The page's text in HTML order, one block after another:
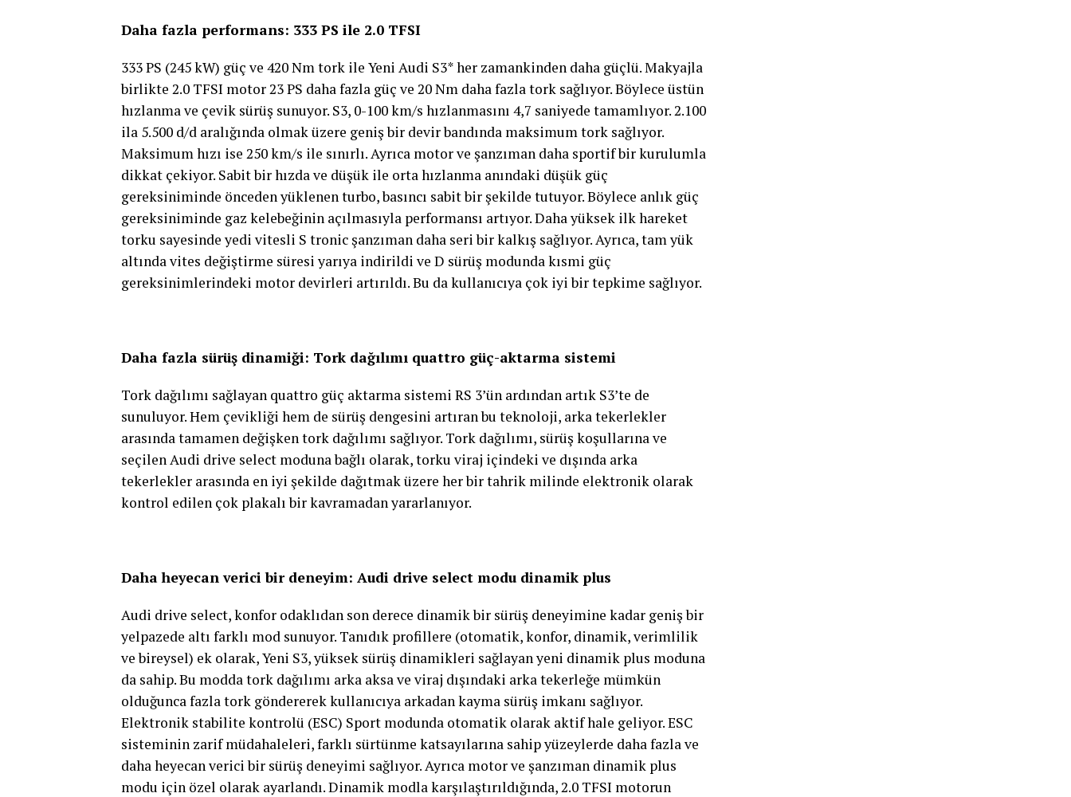
Daha fazla performans: 333 PS ile 2.0 TFSI
333 PS (245 kW) güç ve 420 Nm tork ile Yeni Audi S3* her zamankinden daha güçlü. Makyajla
birlikte 2.0 TFSI motor 23 PS daha fazla güç ve 20 Nm daha fazla tork sağlıyor. Böylece üstün
hızlanma ve çevik sürüş sunuyor. S3, 0-100 km/s hızlanmasını 4,7 saniyede tamamlıyor. 2.100
ila 5.500 d/d aralığında olmak üzere geniş bir devir bandında maksimum tork sağlıyor.
Maksimum hızı ise 250 km/s ile sınırlı. Ayrıca motor ve şanzıman daha sportif bir kurulumla
dikkat çekiyor. Sabit bir hızda ve düşük ile orta hızlanma anındaki düşük güç
gereksiniminde önceden yüklenen turbo, basıncı sabit bir şekilde tutuyor. Böylece anlık güç
gereksiniminde gaz kelebeğinin açılmasıyla performansı artıyor. Daha yüksek ilk hareket
torku sayesinde yedi vitesli S tronic şanzıman daha seri bir kalkış sağlıyor. Ayrıca, tam yük
altında vites değiştirme süresi yarıya indirildi ve D sürüş modunda kısmi güç
gereksinimlerindeki motor devirleri artırıldı. Bu da kullanıcıya çok iyi bir tepkime sağlıyor.
Daha fazla sürüş dinamiği: Tork dağılımı quattro güç-aktarma sistemi
Tork dağılımı sağlayan quattro güç aktarma sistemi RS 3’ün ardından artık S3’te de
sunuluyor. Hem çevikliği hem de sürüş dengesini artıran bu teknoloji, arka tekerlekler
arasında tamamen değişken tork dağılımı sağlıyor. Tork dağılımı, sürüş koşullarına ve
seçilen Audi drive select moduna bağlı olarak, torku viraj içindeki ve dışında arka
tekerlekler arasında en iyi şekilde dağıtmak üzere her bir tahrik milinde elektronik olarak
kontrol edilen çok plakalı bir kavramadan yararlanıyor.
Daha heyecan verici bir deneyim: Audi drive select modu dinamik plus
Audi drive select, konfor odaklıdan son derece dinamik bir sürüş deneyimine kadar geniş bir
yelpazede altı farklı mod sunuyor. Tanıdık profillere (otomatik, konfor, dinamik, verimlilik
ve bireysel) ek olarak, Yeni S3, yüksek sürüş dinamikleri sağlayan yeni dinamik plus moduna
da sahip. Bu modda tork dağılımı arka aksa ve viraj dışındaki arka tekerleğe mümkün
olduğunca fazla tork göndererek kullanıcıya arkadan kayma sürüş imkanı sağlıyor.
Elektronik stabilite kontrolü (ESC) Sport modunda otomatik olarak aktif hale geliyor. ESC
sisteminin zarif müdahaleleri, farklı sürtünme katsayılarına sahip yüzeylerde daha fazla ve
daha heyecan verici bir sürüş deneyimi sağlıyor. Ayrıca motor ve şanzıman dinamik plus
modu için özel olarak ayarlandı. Dinamik modla karşılaştırıldığında, 2.0 TFSI motorun